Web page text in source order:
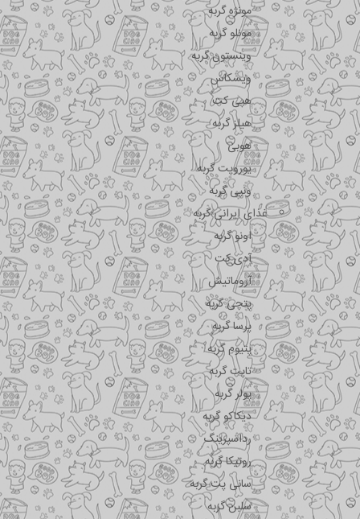
مونژه گربه
مونلو گربه
وینستون گربه
ویسکاس
هپی کت
هیلز گربه
هوبی
یوروپت گربه
ونپی گربه
غذای ایرانی گربه
اونو گربه
آدی کت
آروماتیش
پتچی گربه
پرسا گربه
پتیوم گربه
تاپت گربه
پولر گربه
دیکاکو گربه
رداسپرینگ
روتیکا گربه
سانی پت گربه
سلبن گربه